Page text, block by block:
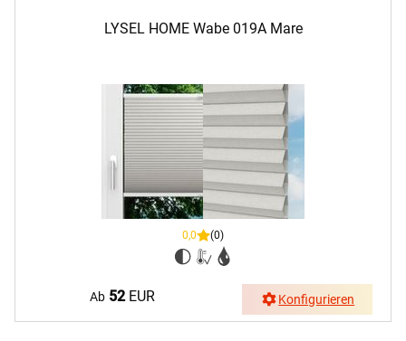
LYSEL HOME Wabe 019A Mare
0,0 (0)
Ab 52EUR Konfigurieren